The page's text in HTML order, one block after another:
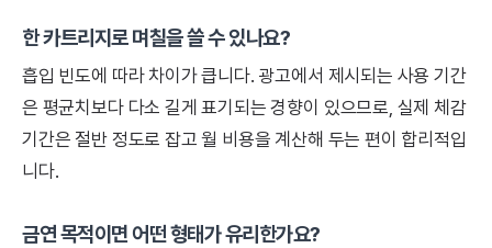
한 카트리지로 며칠을 쓸 수 있나요?
흡입 빈도에 따라 차이가 큽니다. 광고에서 제시되는 사용 기간
은 평균치보다 다소 길게 표기되는 경향이 있으므로, 실제 체감
기간은 절반 정도로 잡고 월 비용을 계산해 두는 편이 합리적입
니다.
금연 목적이면 어떤 형태가 유리한가요?